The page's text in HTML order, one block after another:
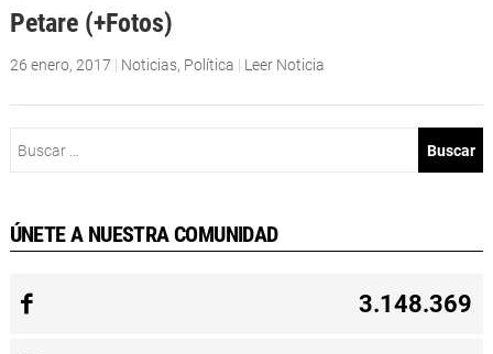
Petare (+Fotos)
26 enero, 2017 | Noticias, Política | Leer Noticia
ÚNETE A NUESTRA COMUNIDAD
3.148.369